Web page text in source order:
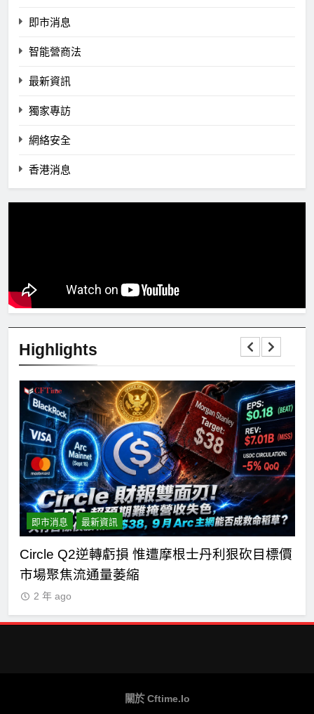
即市消息
智能營商法
最新資訊
獨家專訪
網絡安全
香港消息
Highlights
即市消息 最新資訊
Circle Q2逆轉虧損 惟遭摩根士丹利狠砍目標價
市場聚焦流通量萎縮
2 年 ago
關於 Cftime.io